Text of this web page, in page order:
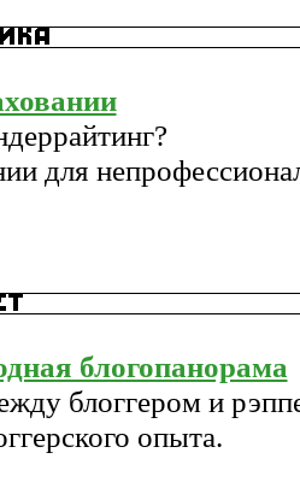
для
блогопанорама
блоггером и
опыта.